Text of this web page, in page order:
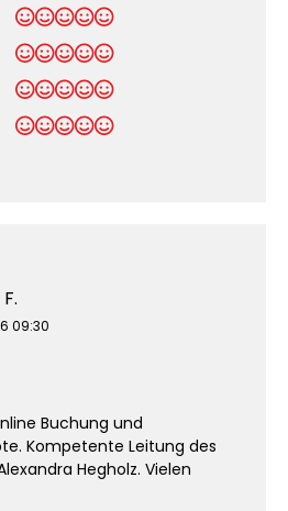
09:30
Buchung und
Kompetente Leitung des
Hegholz. Vielen